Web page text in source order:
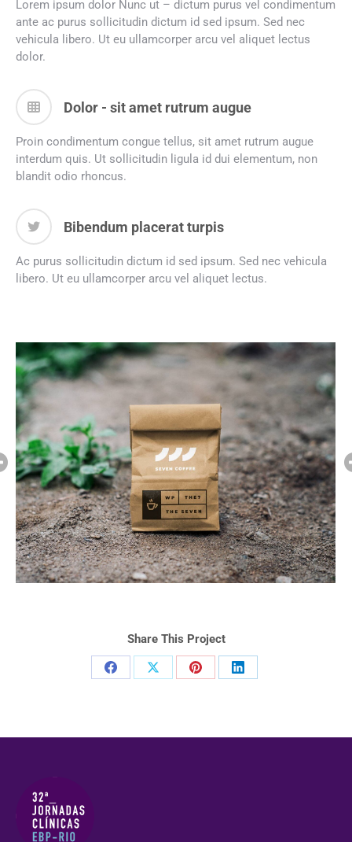
Lorem ipsum dolor Nunc ut – dictum purus vel condimentum
ante ac purus sollicitudin dictum id sed ipsum. Sed nec
vehicula libero. Ut eu ullamcorper arcu vel aliquet lectus
dolor.
Dolor - sit amet rutrum augue
Proin condimentum congue tellus, sit amet rutrum augue
interdum quis. Ut sollicitudin ligula id dui elementum, non
blandit odio rhoncus.
Bibendum placerat turpis
Ac purus sollicitudin dictum id sed ipsum. Sed nec vehicula
libero. Ut eu ullamcorper arcu vel aliquet lectus.
Share This Project
CompartilharCompartilharCompartilharCompartilhar